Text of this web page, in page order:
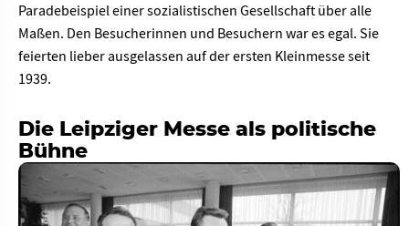
Paradebeispiel einer sozialistischen Gesellschaft über alle
Maßen. Den Besucherinnen und Besuchern war es egal. Sie
feierten lieber ausgelassen auf der ersten Kleinmesse seit
1939.
Die Leipziger Messe als politische
Bühne